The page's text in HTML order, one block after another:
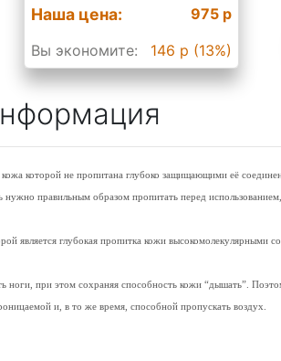
Наша цена:
975 р
Вы экономите:
146 р (13%)
которой не пропитана глубоко защищающими её
правильным образом пропитать перед использованием,
является глубокая пропитка кожи
при этом сохраняя способность кожи “дышать”.
и, в то же время, способной пропускать воздух.